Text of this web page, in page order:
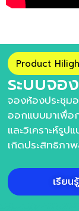
Product
ระบบจอ
จองห้องประชุม
ออกแบบมาเพื่อ
และวิเคราะห์รู
เกิดประสิทธิภา
เรียน